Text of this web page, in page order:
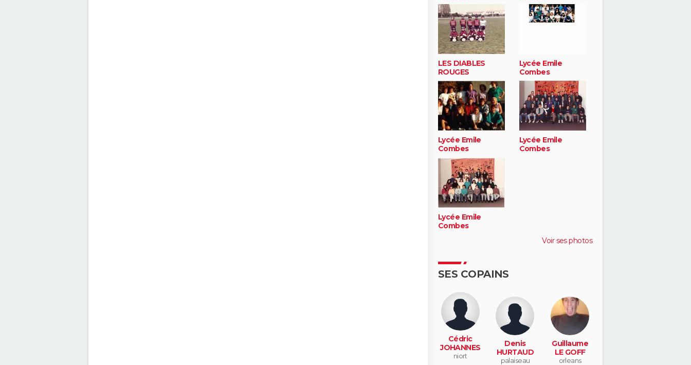
LES DIABLES
ROUGES
Lycée Emile
Combes
Lycée Emile
Combes
Lycée Emile
Combes
Lycée Emile
Combes
Voir ses photos
SES COPAINS
Cédric
JOHANNES
niort
Denis
HURTAUD
palaiseau
Guillaume
LE GOFF
orleans